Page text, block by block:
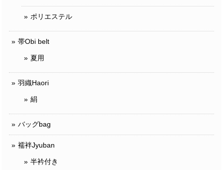
ポリエステル
帯Obi belt
夏用
羽織Haori
絹
バッグbag
襦袢Jyuban
半衿付き